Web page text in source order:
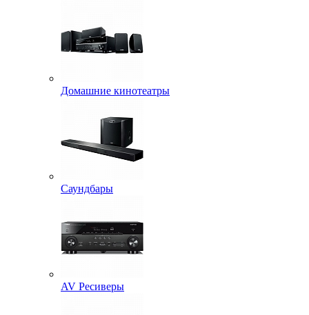
Домашние кинотеатры
Саундбары
AV Ресиверы